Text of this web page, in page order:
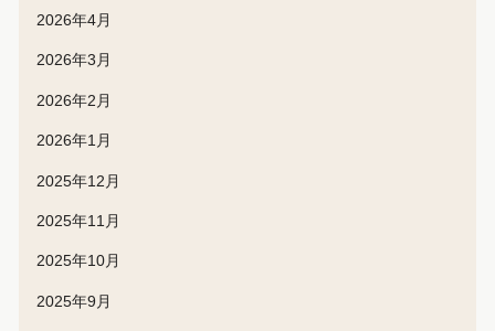
2026年4月
2026年3月
2026年2月
2026年1月
2025年12月
2025年11月
2025年10月
2025年9月